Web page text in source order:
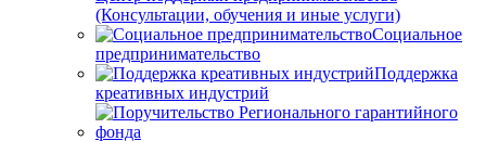
(Консультации, обучения и иные услуги)
Социальное
предпринимательство
Поддержка
креативных индустрий